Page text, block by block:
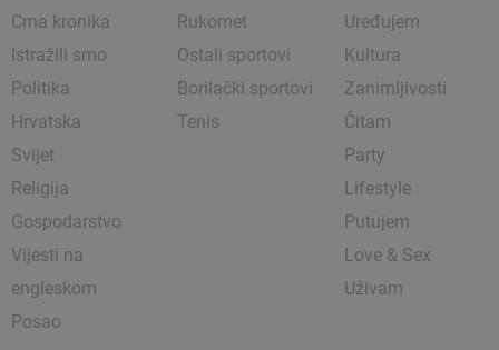
Crna kronika
Istražili smo
Politika
Hrvatska
Svijet
Religija
Gospodarstvo
Vijesti na
engleskom
Posao
Rukomet
Ostali sportovi
Borilački sportovi
Tenis
Uređujem
Kultura
Zanimljivosti
Čitam
Party
Lifestyle
Putujem
Love & Sex
Uživam